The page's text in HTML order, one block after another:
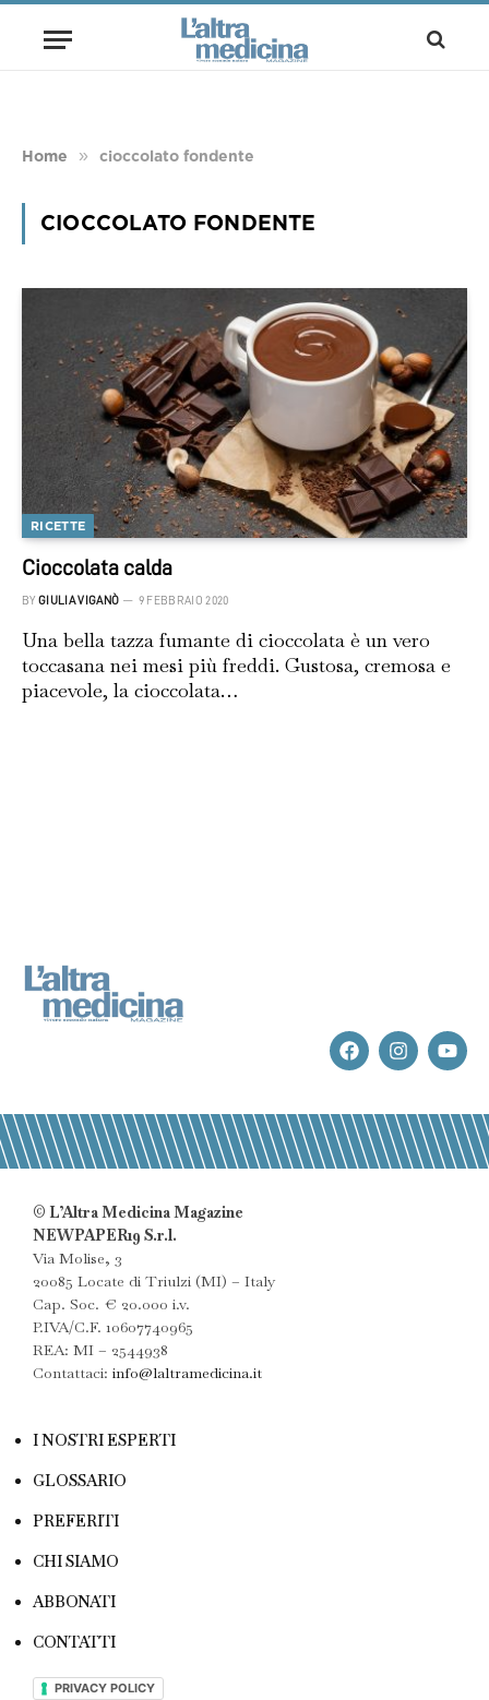
Home » cioccolato fondente
CIOCCOLATO FONDENTE
RICETTE
Cioccolata calda
BY GIULIA VIGANÒ 9 FEBBRAIO 2020
Una bella tazza fumante di cioccolata è un vero
toccasana nei mesi più freddi. Gustosa, cremosa e
piacevole, la cioccolata…
© L’Altra Medicina Magazine
NEWPAPER19 S.r.l.
Via Molise, 3
20085 Locate di Triulzi (MI) – Italy
Cap. Soc. € 20.000 i.v.
P.IVA/C.F. 10607740965
REA: MI – 2544938
Contattaci: info@laltramedicina.it
I NOSTRI ESPERTI
GLOSSARIO
PREFERITI
CHI SIAMO
ABBONATI
CONTATTI
PRIVACY POLICY